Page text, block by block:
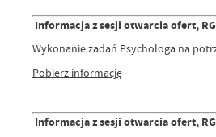
Informacja z sesji otwarcia ofert,
Wykonanie zadań Psychologa na
Pobierz informację
Informacja z sesji otwarcia ofert,